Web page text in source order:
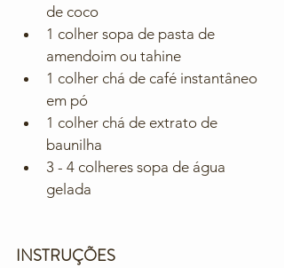
de coco
1 colher sopa de pasta de
amendoim ou tahine
1 colher chá de café instantâneo
em pó
1 colher chá de extrato de
baunilha
3 - 4 colheres sopa de água
gelada
INSTRUÇÕES